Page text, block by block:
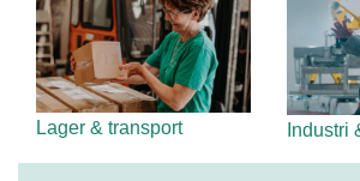
Lager & transport Industri